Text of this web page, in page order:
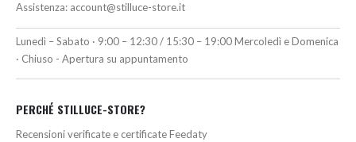
Assistenza: account@stilluce-store.it
Lunedì – Sabato · 9:00 – 12:30 / 15:30 – 19:00 Mercoledì e Domenica
· Chiuso - Apertura su appuntamento
PERCHÉ STILLUCE-STORE?
Recensioni verificate e certificate Feedaty